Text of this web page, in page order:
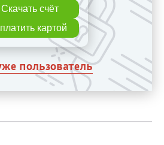
Скачать счёт
картой
пользователь